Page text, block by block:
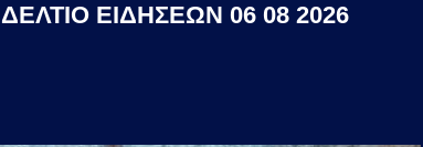
ΔΕΛΤΙΟ ΕΙΔΗΣΕΩΝ 06 08 2026